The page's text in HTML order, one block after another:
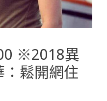
※2018異
鬆開網住